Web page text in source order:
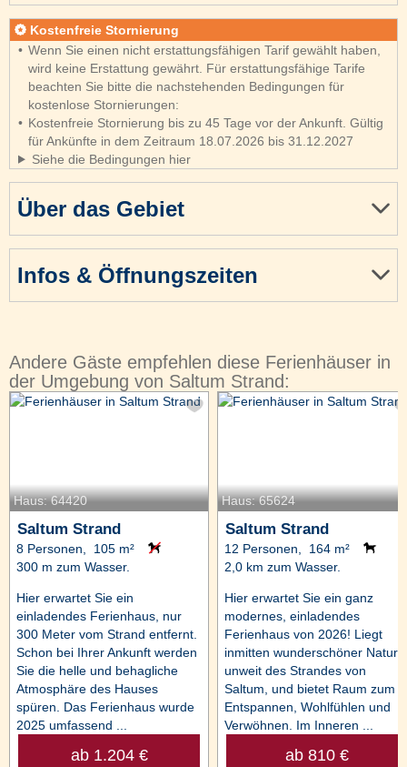
Über das Gebiet
Infos & Öffnungszeiten
Kostenfreie Stornierung
Wenn Sie einen nicht erstattungsfähigen Tarif gewählt haben,
wird keine Erstattung gewährt. Für erstattungsfähige Tarife
beachten Sie bitte die nachstehenden Bedingungen für
kostenlose Stornierungen:
Kostenfreie Stornierung bis zu 45 Tage vor der Ankunft. Gültig
für Ankünfte in dem Zeitraum 18.07.2026 bis 31.12.2027
Siehe die Bedingungen hier
Andere Gäste empfehlen diese Ferienhäuser in
der Umgebung von Saltum Strand:
Haus: 64420
Saltum Strand
8 Personen, 105 m²
300 m zum Wasser.
Hier erwartet Sie ein
einladendes Ferienhaus, nur
300 Meter vom Strand entfernt.
Schon bei Ihrer Ankunft werden
Sie die helle und behagliche
Atmosphäre des Hauses
spüren. Das Ferienhaus wurde
2025 umfassend ...
ab 1.204 €
Haus: 65624
Saltum Strand
12 Personen, 164 m²
2,0 km zum Wasser.
Hier erwartet Sie ein ganz
modernes, einladendes
Ferienhaus von 2026! Liegt
inmitten wunderschöner Natur,
unweit des Strandes von
Saltum, und bietet Raum zum
Entspannen, Wohlfühlen und
Verwöhnen. Im Inneren ...
ab 810 €